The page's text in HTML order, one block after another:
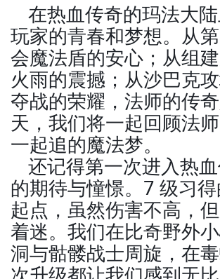
在热血传奇的玛法大
玩家的青春和梦想。从
会魔法盾的安心；从组
火雨的震撼；从沙巴克
夺战的荣耀，法师的传
天，我们将一起回顾法
一起追的魔法梦。
还记得第一次进入热
的期待与憧憬。7 级习
起点，虽然伤害不高，
着迷。我们在比奇野外
洞与骷髅战士周旋，在